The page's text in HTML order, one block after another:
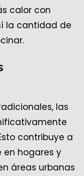
calor con
la cantidad de
las
contribuye a
hogares y
áreas urbanas